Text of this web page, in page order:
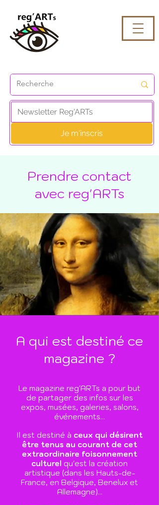
Je m'inscris
Prendre contact
avec reg'ARTs
A qui est destiné ce
magazine ?
Le magazine reg'ARTs a pour but
de partager des infos sur les
expos, musées, galeries, salons,
événements...
Il est destiné à ceux qui désirent
être tenus au courant de cet
extraordinaire foisonnement
culturel qu'est la création
artistique (dans les Hauts-de-
France, en Belgique, Benelux et
Allemagne)...